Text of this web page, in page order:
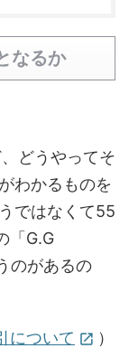
なるか
どうやってそ
わかるものを
ではなくて55
「G.G
のがあるの
について open_in_new ）